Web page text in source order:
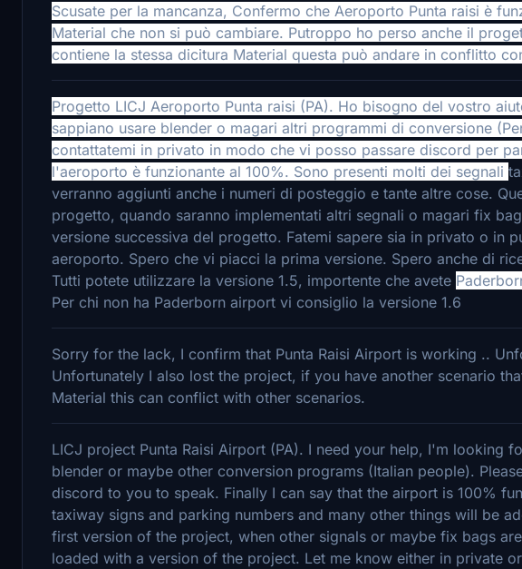
Scusate per la mancanza, Confermo che Aeroporto Punta raisi è
Material che non si può cambiare. Putroppo ho perso anche il
contiene la stessa dicitura Material questa può andare in conflitto
Progetto LICJ Aeroporto Punta raisi (PA). Ho bisogno del vostro
sappiano usare blender o magari altri programmi di conversione
contattatemi in privato in modo che vi posso passare discord per
l'aeroporto è funzionante al 100%. Sono presenti molti dei segnali
verranno aggiunti anche i numeri di posteggio e tante altre cose.
progetto, quando saranno implementati altri segnali o magari fix
versione successiva del progetto. Fatemi sapere sia in privato o in
aeroporto. Spero che vi piacci la prima versione. Spero anche di
Tutti potete utilizzare la versione 1.5, importente che avete
Per chi non ha Paderborn airport vi consiglio la versione 1.6
Sorry for the lack, I confirm that Punta Raisi Airport is working ..
Unfortunately I also lost the project, if you have another scenario
Material this can conflict with other scenarios.
LICJ project Punta Raisi Airport (PA). I need your help, I'm looking
blender or maybe other conversion programs (Italian people).
discord to you to speak. Finally I can say that the airport is 100%
taxiway signs and parking numbers and many other things will be
first version of the project, when other signals or maybe fix bags
loaded with a version of the project. Let me know either in private